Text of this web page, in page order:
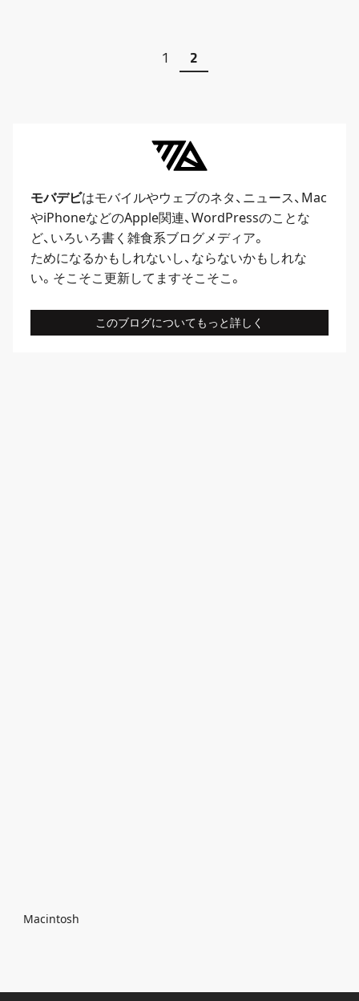
1 2
モバデビはモバイルやウェブのネタ、 ニュース、 Mac
やiPhoneなどのApple関連、WordPressのことな
ど、いろいろ書く雑食系ブログメディア。
ためになるかもしれないし、ならないかもしれな
い。そこそこ更新してますそこそこ。
このブログについてもっと詳しく
Breadcrumb
Macintosh